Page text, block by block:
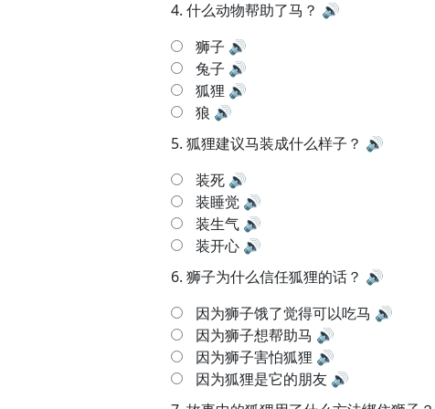
4. 什么动物帮助了马？ 🔊
狮子 🔊
兔子 🔊
狐狸 🔊
狼 🔊
5. 狐狸建议马装成什么样子？ 🔊
装死 🔊
装睡觉 🔊
装生气 🔊
装开心 🔊
6. 狮子为什么信任狐狸的话？ 🔊
因为狮子饿了觉得可以吃马 🔊
因为狮子想帮助马 🔊
因为狮子害怕狐狸 🔊
因为狐狸是它的朋友 🔊